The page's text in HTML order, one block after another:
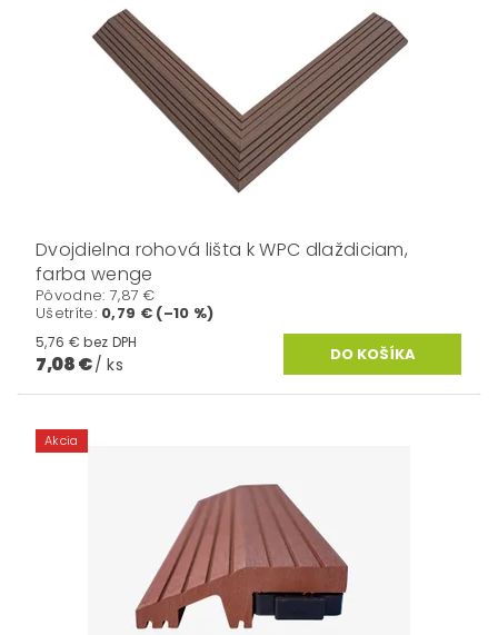
Dvojdielna rohová lišta k WPC dlaždiciam,
farba wenge
Pôvodne: 7,87 €
Ušetríte: 0,79 € (–10 %)
5,76 € bez DPH
7,08 €/ ks
Akcia